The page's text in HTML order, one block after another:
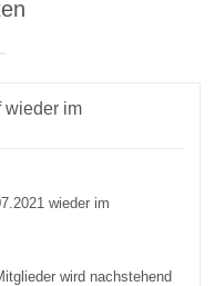
wieder im
wieder im
wird nachstehend